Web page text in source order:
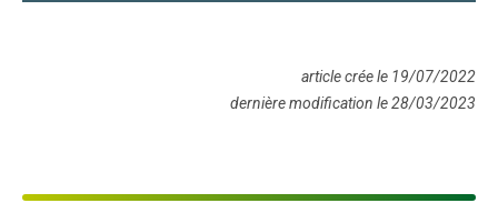
article crée le 19/07/2022
dernière modification le 28/03/2023